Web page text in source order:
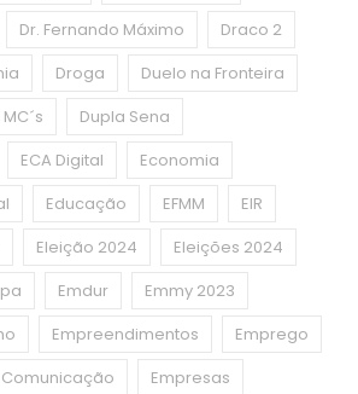
Dr. Fernando Máximo
Draco 2
Droga
Duelo na Fronteira
Dupla Sena
ECA Digital
Economia
Educação EFMM
EIR
Eleição 2024
Eleições 2024
Emdur
Emmy 2023
Empreendimentos
Emprego
Empresas